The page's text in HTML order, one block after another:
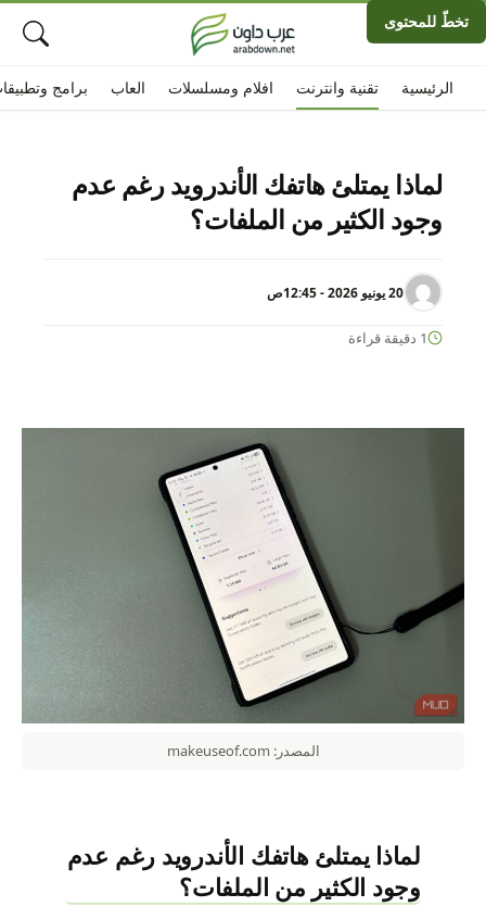
تخطّ للمحتوى
الرئيسية افلام ومسلسلات تقنية وانترنت العاب برامج
لماذا يمتلئ هاتفك الأندرويد رغم عدم
وجود الكثير من الملفات؟
20 يونيو 2026 - 12:45ص
1 دقيقة قراءة
المصدر: makeuseof.com
لماذا يمتلئ هاتفك الأندرويد رغم عدم
وجود الكثير من الملفات؟